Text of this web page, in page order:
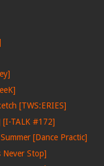
[TWS:ERIES]
[I-TALK #172]
[Dance Practic]
Stop]